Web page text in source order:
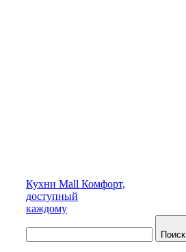
Кухни Mall Комфорт,
доступный
каждому
Поиск